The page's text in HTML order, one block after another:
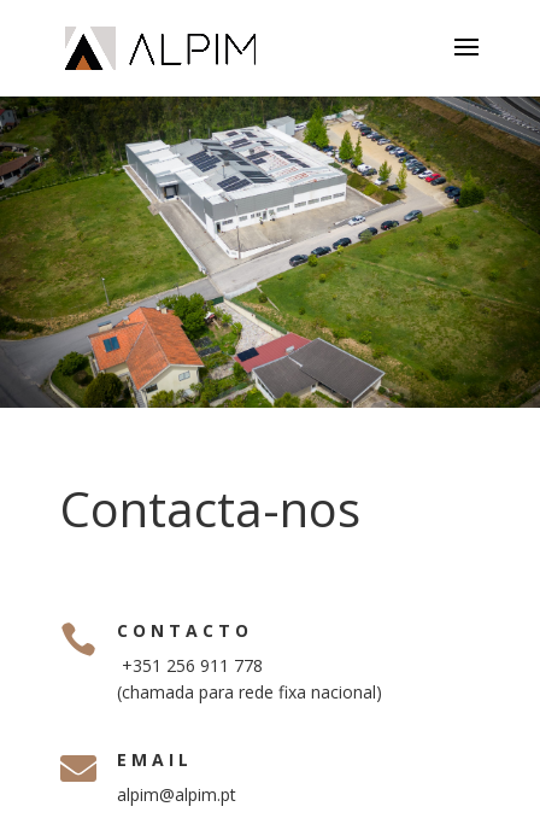
Contacta-nos

CONTACTO
+351 256 911 778
(chamada para rede fixa nacional)

EMAIL
alpim@alpim.pt